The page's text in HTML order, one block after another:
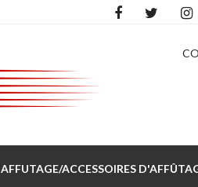
AFFUTAGE/ACCESSOIRES